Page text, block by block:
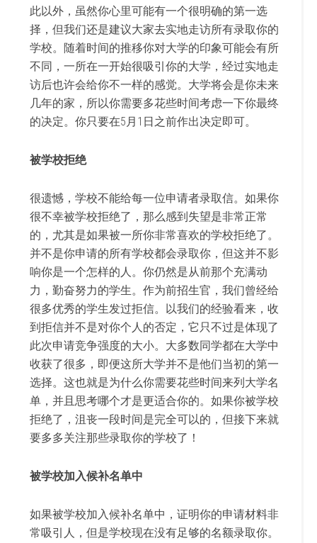
此以外，虽然你心里可能有一个很明确的第一选
择，但我们还是建议大家去实地走访所有录取你的
学校。随着时间的推移你对大学的印象可能会有所
不同，一所在一开始很吸引你的大学，经过实地走
访后也许会给你不一样的感觉。大学将会是你未来
几年的家，所以你需要多花些时间考虑一下你最终
的决定。你只要在5月1日之前作出决定即可。
被学校拒绝
很遗憾，学校不能给每一位申请者录取信。如果你
很不幸被学校拒绝了，那么感到失望是非常正常
的，尤其是如果被一所你非常喜欢的学校拒绝了。
并不是你申请的所有学校都会录取你，但这并不影
响你是一个怎样的人。你仍然是从前那个充满动
力，勤奋努力的学生。作为前招生官，我们曾经给
很多优秀的学生发过拒信。以我们的经验看来，收
到拒信并不是对你个人的否定，它只不过是体现了
此次申请竞争强度的大小。大多数同学都在大学中
收获了很多，即便这所大学并不是他们当初的第一
选择。这也就是为什么你需要花些时间来列大学名
单，并且思考哪个才是更适合你的。如果你被学校
拒绝了，沮丧一段时间是完全可以的，但接下来就
要多多关注那些录取你的学校了！
被学校加入候补名单中
如果被学校加入候补名单中，证明你的申请材料非
常吸引人，但是学校现在没有足够的名额录取你。